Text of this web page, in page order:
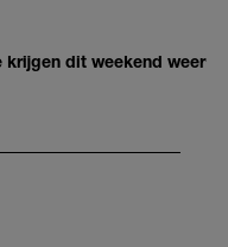
krijgen dit weekend weer